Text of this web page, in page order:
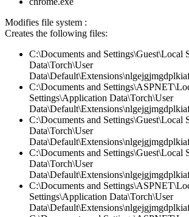
Modifies file system :
Creates the following files:
C:\Documents and Settings\Guest\Local
Data\Torch\User
C:\Documents and
Settings\Application Data\Torch\User
C:\Documents and Settings\Guest\Local
Data\Torch\User
C:\Documents and Settings\Guest\Local
Data\Torch\User
C:\Documents and
Settings\Application Data\Torch\User